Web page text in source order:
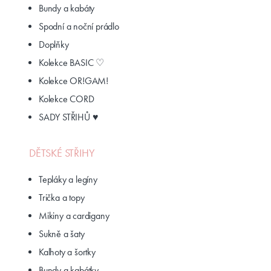
Bundy a kabáty
Spodní a noční prádlo
Doplňky
Kolekce BASIC ♡
Kolekce OR!GAM!
Kolekce CORD
SADY STŘIHŮ ♥
DĚTSKÉ STŘIHY
Tepláky a legíny
Trička a topy
Mikiny a cardigany
Sukně a šaty
Kalhoty a šortky